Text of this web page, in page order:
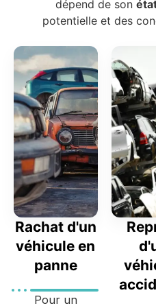
dépend de son
potentielle et des
Rachat d'un
véhicule en
panne
Pour un